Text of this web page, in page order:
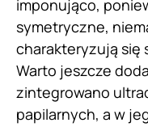
imponująco,
symetryczne,
charakteryzują się
Warto jeszcze
zintegrowano
papilarnych, a w